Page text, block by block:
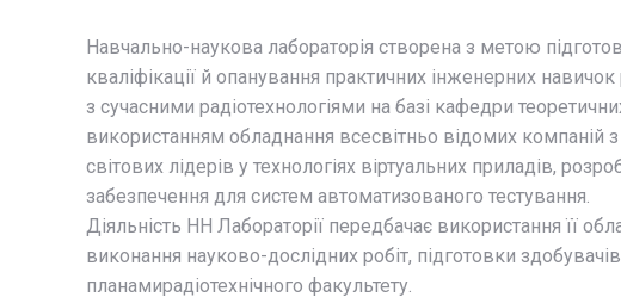
Навчально-наукова лабораторія створена з метою
кваліфікації й опанування практичних інженерних навичок
з сучасними радіотехнологіями на базі кафедри
використанням обладнання всесвітньо відомих компаній
світових лідерів у технологіях віртуальних приладів,
забезпечення для систем автоматизованого тестування.
Діяльність НН Лабораторії передбачає використання її
виконання науково-дослідних робіт, підготовки
планамирадіотехнічного факультету.